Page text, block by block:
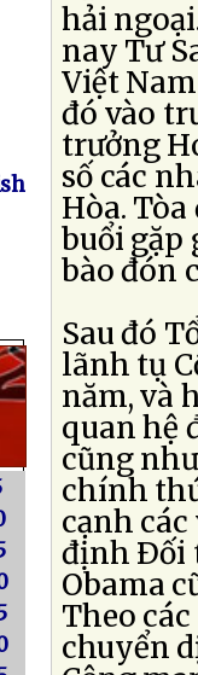
hải
nay Tư
Việt
đó vào
trưởng
số các
Hòa.
buổi gặp
bào đón
Sau đó
lãnh tụ
năm, và
quan hệ
cũng
chính
cạnh
định Ðối
Obama
Theo
chuyển